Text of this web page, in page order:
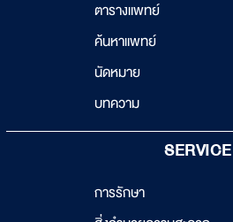
ตารางแพทย์
ค้นหาแพทย์
นัดหมาย
บทความ
SERVICE
การรักษา